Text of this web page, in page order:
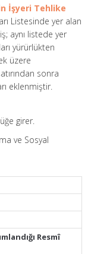
İşyeri Tehlike
Listesinde yer alan
aynı listede yer
yürürlükten
üzere
sonra
eklenmiştir.
girer.
ve Sosyal
Resmî